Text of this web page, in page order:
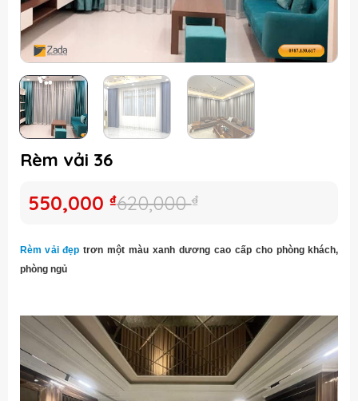
Rèm vải 36
620,000₫
Giá
là:
620,000 ₫.
550,000 ₫
Giá
hiện
tại
là:
550,000 ₫.
Rèm vải đẹp trơn một màu xanh dương cao cấpcho phòng khách,
phòng ngủ